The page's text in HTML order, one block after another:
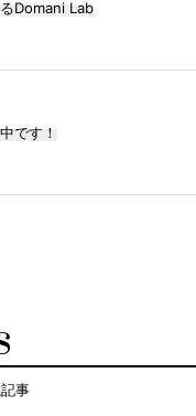
Domani Lab
です！
事